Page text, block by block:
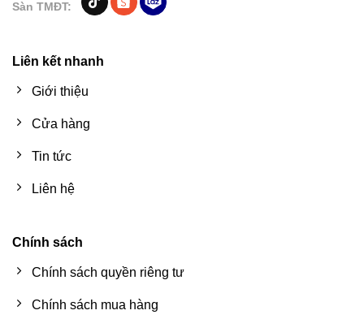
Sàn TMĐT:
Liên kết nhanh
Giới thiệu
Cửa hàng
Tin tức
Liên hệ
Chính sách
Chính sách quyền riêng tư
Chính sách mua hàng